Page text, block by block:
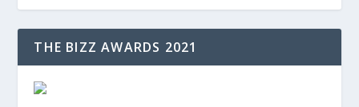
THE BIZZ AWARDS 2021